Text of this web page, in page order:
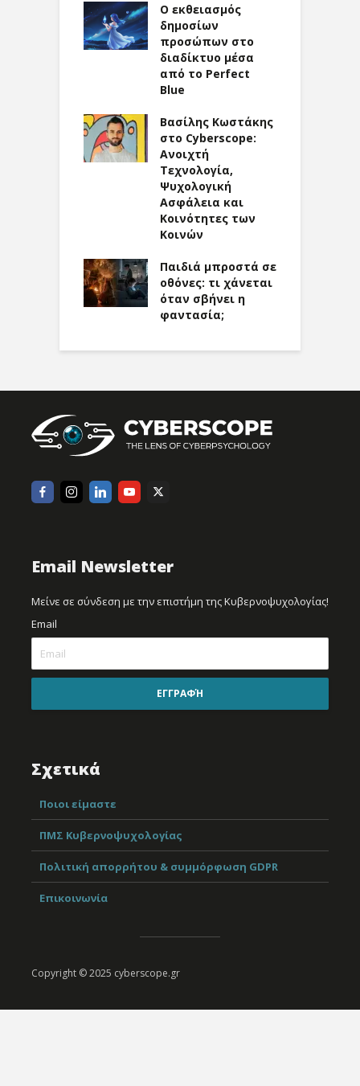
Ο εκθειασμός
δημοσίων
προσώπων στο
διαδίκτυο μέσα
από το Perfect
Blue
Βασίλης Κωστάκης
στο Cyberscope:
Ανοιχτή
Τεχνολογία,
Ψυχολογική
Ασφάλεια και
Κοινότητες των
Κοινών
Παιδιά μπροστά σε
οθόνες: τι χάνεται
όταν σβήνει η
φαντασία;
Email Newsletter
Μείνε σε σύνδεση με την επιστήμη της Κυβερνοψυχολογίας!
Email
ΕΓΓΡΑΦΉ
Σχετικά
Ποιοι είμαστε
ΠΜΣ Κυβερνοψυχολογίας
Πολιτική απορρήτου & συμμόρφωση GDPR
Επικοινωνία
Copyright © 2025 cyberscope.gr